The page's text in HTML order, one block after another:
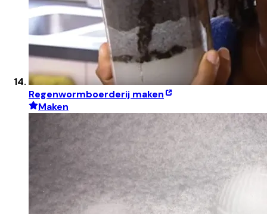
Regenwormboerderij maken
Maken